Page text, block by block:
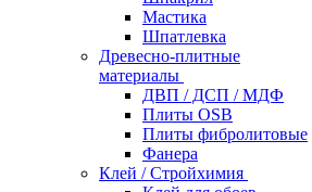
Мастика
Шпатлевка
Древесно-плитные
материалы
ДВП / ДСП / МДФ
Плиты OSB
Плиты фибролитовые
Фанера
Клей / Стройхимия